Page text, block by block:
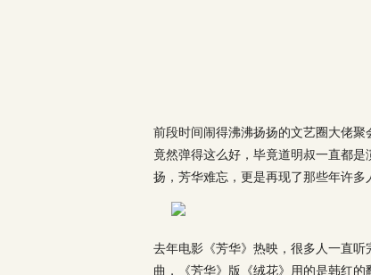
前段时间闹得沸沸扬扬的文艺圈大佬
竟然弹得这么好，毕竟道明叔一直都
扬，芳华难忘，更是再现了那些年许多
去年电影《芳华》热映，很多人一直
曲，《芳华》版《绒花》用的是韩红